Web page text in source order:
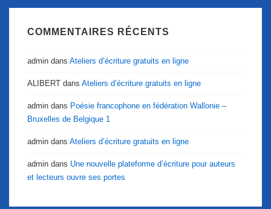
COMMENTAIRES RÉCENTS
admin dans Ateliers d’écriture gratuits en ligne
ALIBERT dans Ateliers d’écriture gratuits en ligne
admin dans Poésie francophone en fédération Wallonie –
Bruxelles de Belgique 1
admin dans Ateliers d’écriture gratuits en ligne
admin dans Une nouvelle plateforme d’écriture pour auteurs
et lecteurs ouvre ses portes